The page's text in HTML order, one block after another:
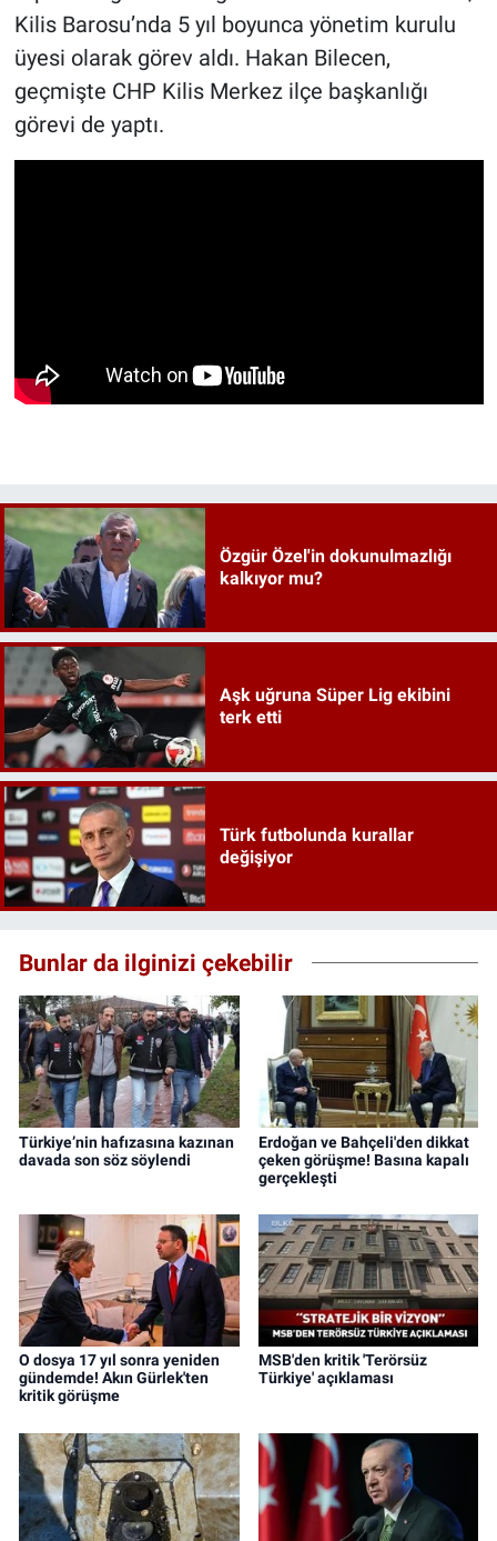
Kilis Barosu’nda 5 yıl boyunca yönetim kurulu
üyesi olarak görev aldı. Hakan Bilecen,
geçmişte CHP Kilis Merkez ilçe başkanlığı
görevi de yaptı.
Özgür Özel'in dokunulmazlığı
kalkıyor mu?
Aşk uğruna Süper Lig ekibini
terk etti
Türk futbolunda kurallar
değişiyor
Bunlar da ilginizi çekebilir
Türkiye’nin hafızasına kazınan
davada son söz söylendi
Erdoğan ve Bahçeli'den dikkat
çeken görüşme! Basına kapalı
gerçekleşti
O dosya 17 yıl sonra yeniden
gündemde! Akın Gürlek'ten
kritik görüşme
MSB'den kritik 'Terörsüz
Türkiye' açıklaması